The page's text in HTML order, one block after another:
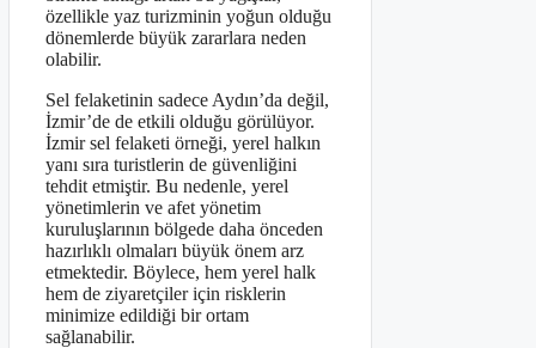
özellikle yaz turizminin yoğun olduğu
dönemlerde büyük zararlara neden
olabilir.
Sel felaketinin sadece Aydın’da değil,
İzmir’de de etkili olduğu görülüyor.
İzmir sel felaketi örneği, yerel halkın
yanı sıra turistlerin de güvenliğini
tehdit etmiştir. Bu nedenle, yerel
yönetimlerin ve afet yönetim
kuruluşlarının bölgede daha önceden
hazırlıklı olmaları büyük önem arz
etmektedir. Böylece, hem yerel halk
hem de ziyaretçiler için risklerin
minimize edildiği bir ortam
sağlanabilir.